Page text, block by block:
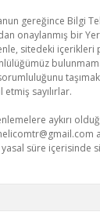
gereğince Bilgi
onaylanmış bir
sitedeki
sayılırlar.
aykırı
süre içerisinde